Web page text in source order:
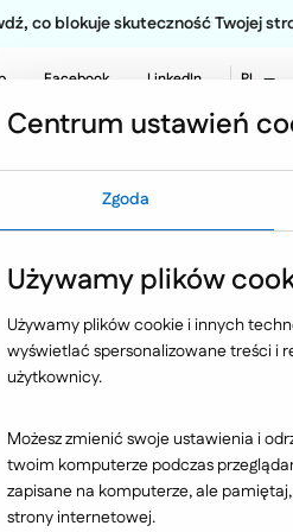
co blokuje skuteczność Twojej
Facebook LinkedIn
PL
EN
NO
Sklepy internetowe FMCG
Centrum ustawień
Zgoda
Używamy plików
Używamy plików cookie i innych
wyświetlać spersonalizowane treści i
użytkownicy.
Możesz zmienić swoje ustawienia i
twoim komputerze podczas
zapisane na komputerze, ale
strony internetowej.